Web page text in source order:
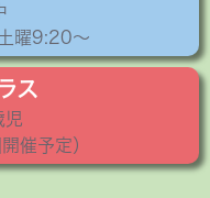
曜9:20～
ス
児
催予定）